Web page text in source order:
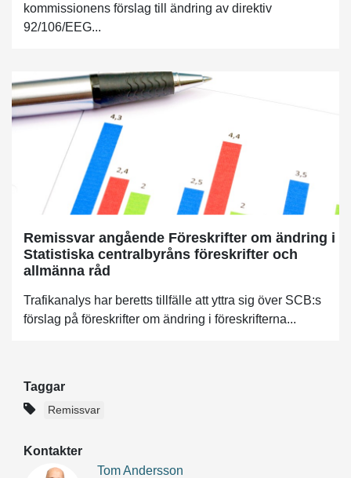
kommissionens förslag till ändring av direktiv
92/106/EEG...
Remissvar angående Föreskrifter om ändring i
Statistiska centralbyråns föreskrifter och
allmänna råd
Trafikanalys har beretts tillfälle att yttra sig över SCB:s
förslag på föreskrifter om ändring i föreskrifterna...
Taggar
Remissvar
Kontakter
Tom Andersson